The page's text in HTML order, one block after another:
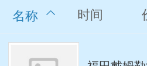
名称 时间